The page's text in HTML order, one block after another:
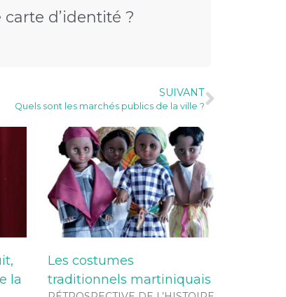
d’identité ?
SUIVANT
Quels sont les marchés publics de la ville ?
la
Les costumes
traditionnels martiniquais